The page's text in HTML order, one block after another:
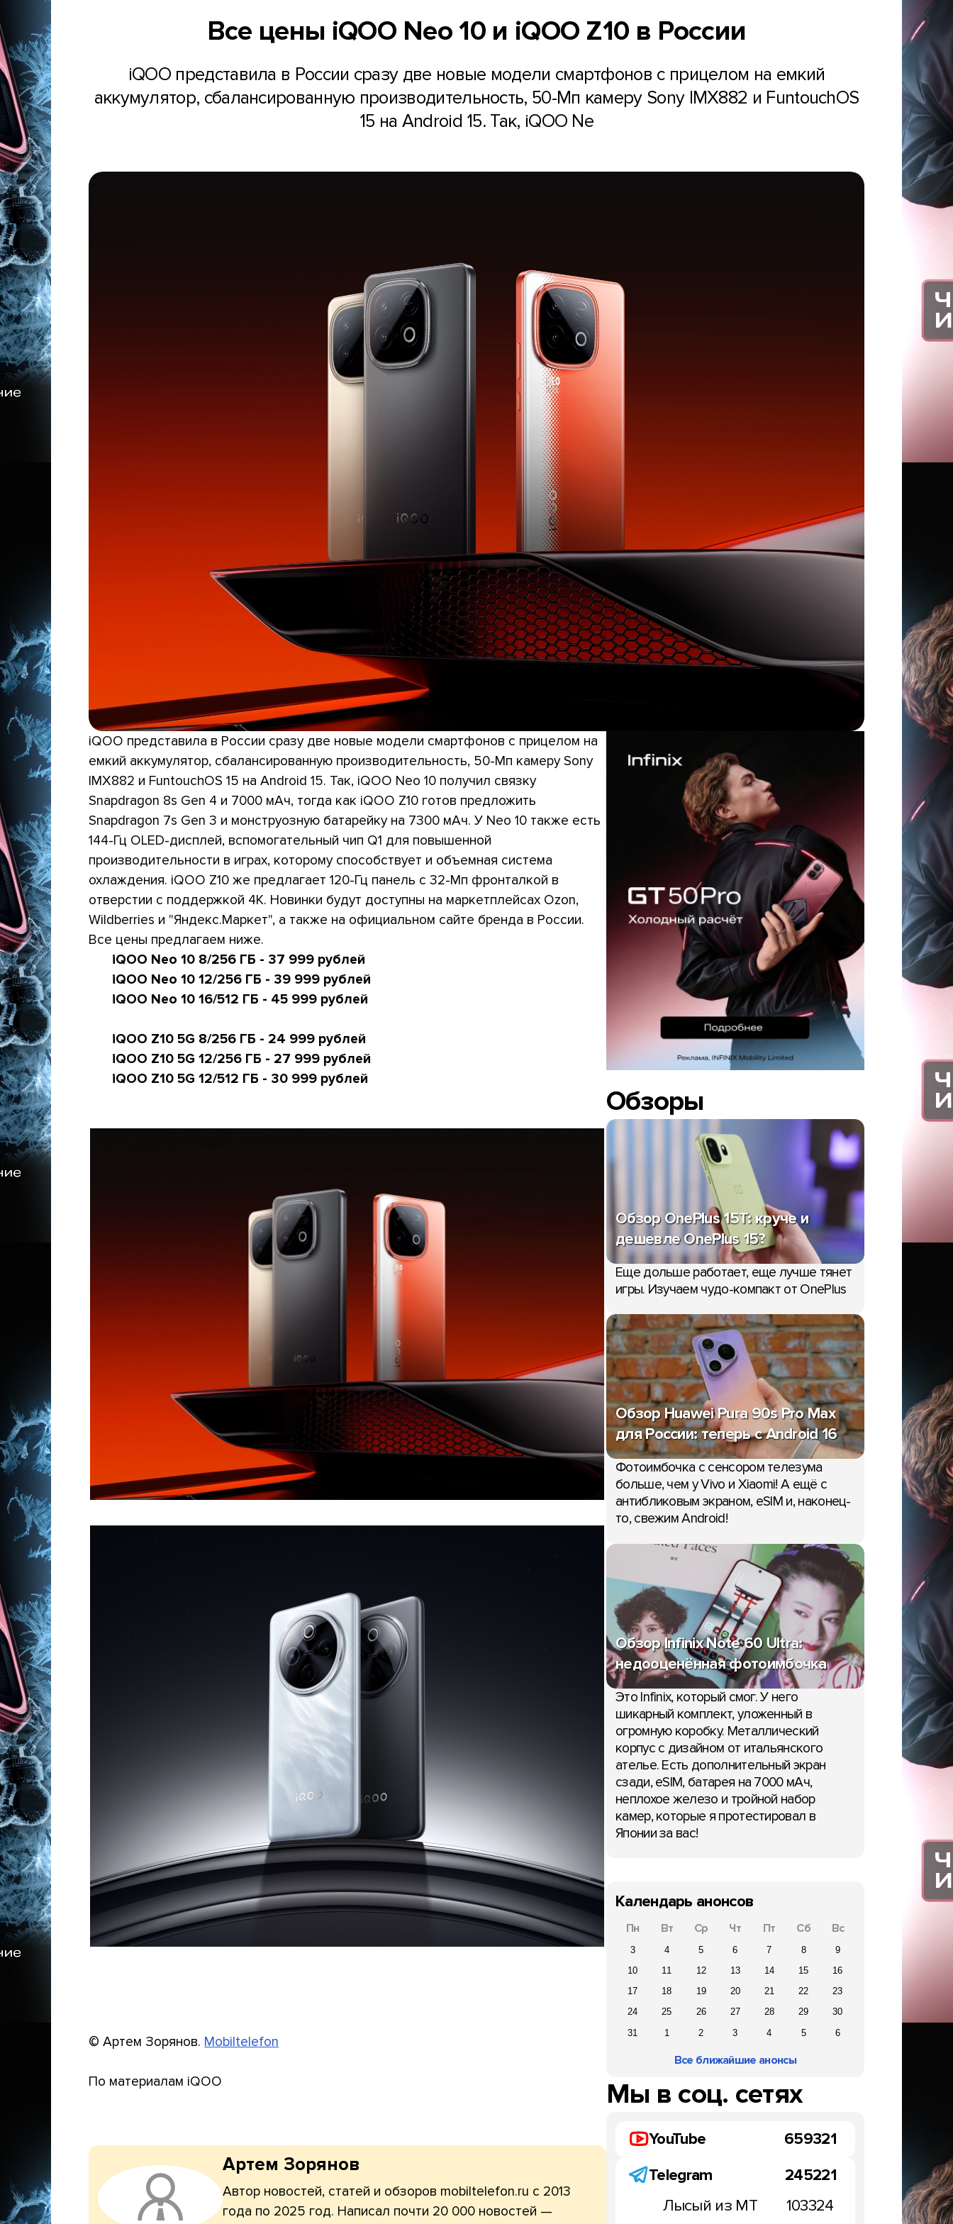
Все цены iQOO Neo 10 и iQOO Z10 в России
iQOO представила в России сразу две новые модели смартфонов с прицелом на емкий
аккумулятор, сбалансированную производительность, 50-Мп камеру Sony IMX882 и FuntouchOS
15 на Android 15. Так, iQOO Ne
iQOO представила в России сразу две новые модели смартфонов с прицелом на
емкий аккумулятор, сбалансированную производительность, 50-Мп камеру Sony
IMX882 и FuntouchOS 15 на Android 15. Так, iQOO Neo 10 получил связку
Snapdragon 8s Gen 4 и 7000 мАч, тогда как iQOO Z10 готов предложить
Snapdragon 7s Gen 3 и монструозную батарейку на 7300 мАч. У Neo 10 также есть
144-Гц OLED-дисплей, вспомогательный чип Q1 для повышенной
производительности в играх, которому способствует и объемная система
охлаждения. iQOO Z10 же предлагает 120-Гц панель с 32-Мп фронталкой в
отверстии с поддержкой 4K. Новинки будут доступны на маркетплейсах Ozon,
Wildberries и "Яндекс.Маркет", а также на официальном сайте бренда в России.
Все цены предлагаем ниже.
iQOO Neo 10 8/256 ГБ - 37 999 рублей
iQOO Neo 10 12/256 ГБ - 39 999 рублей
iQOO Neo 10 16/512 ГБ - 45 999 рублей
iQOO Z10 5G 8/256 ГБ - 24 999 рублей
iQOO Z10 5G 12/256 ГБ - 27 999 рублей
iQOO Z10 5G 12/512 ГБ - 30 999 рублей
© Артем Зорянов. Mobiltelefon
По материалам iQOO
Артем Зорянов
Автор новостей, статей и обзоров mobiltelefon.ru с 2013
года по 2025 год. Написал почти 20 000 новостей —
Обзоры
Обзор OnePlus 15T: круче и
дешевле OnePlus 15?
Еще дольше работает, еще лучше тянет
игры. Изучаем чудо-компакт от OnePlus
Обзор Huawei Pura 90s Pro Max
для России: теперь с Android 16
Фотоимбочка с сенсором телезума
больше, чем у Vivo и Xiaomi! А ещё с
антибликовым экраном, eSIM и, наконец-
то, свежим Android!
Обзор Infinix Note 60 Ultra:
недооценённая фотоимбочка
Это Infinix, который смог. У него
шикарный комплект, уложенный в
огромную коробку. Металлический
корпус с дизайном от итальянского
ателье. Есть дополнительный экран
сзади, eSIM, батарея на 7000 мАч,
неплохое железо и тройной набор
камер, которые я протестировал в
Японии за вас!
Календарь анонсов
Пн Вт Ср Чт Пт Сб Вс
3 4 5 6 7 8
9
10
11 12 13 14 15
16
17
18 19 20 21 22
23
24
25 26 27 28 29
30
31
1 2 3 4 5 6
Все ближайшие анонсы
Мы в соц. сетях
YouTube
659321
Telegram
245221
Лысый из МТ
103324